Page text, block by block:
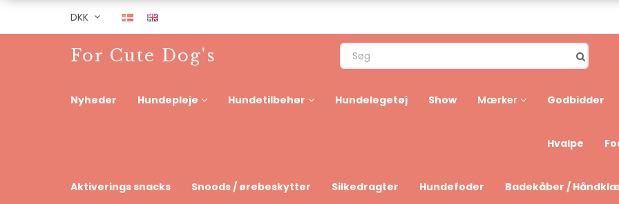
DKK
For Cute Dog's
Nyheder Hundepleje Hundetilbehør Hundelegetøj Show Mærker Godbidder
Hvalpe
Aktiverings snacks Snoods / ørebeskytter Silkedragter Hundefoder Badekåber /